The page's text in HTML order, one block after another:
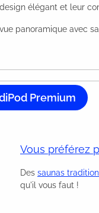
élégant et leur
panoramique avec
Premium
Vous préférez
Des saunas
qu'il vous faut !